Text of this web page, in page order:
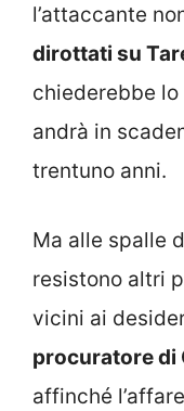
l’attaccante
dirottati su
chiederebbe lo
andrà in
trentuno anni.
Ma alle spalle
resistono altri
vicini ai
procuratore di
affinché